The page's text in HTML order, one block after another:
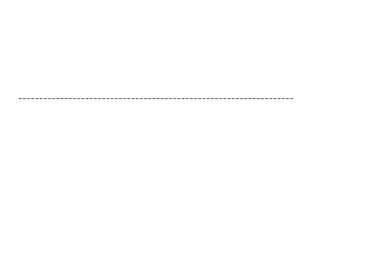
------------------------------------------------------------------